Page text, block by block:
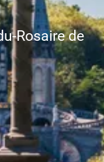
Rosaire de